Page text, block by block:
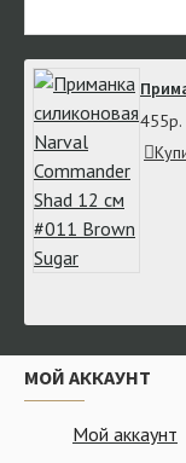
455р.
МОЙ АККАУНТ
Мой аккаунт